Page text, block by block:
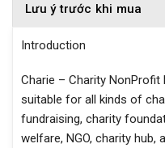
Lưu ý trước khi mua
Introduction
Charie – Charity NonProfit
suitable for all kinds of
fundraising, charity
welfare, NGO, charity